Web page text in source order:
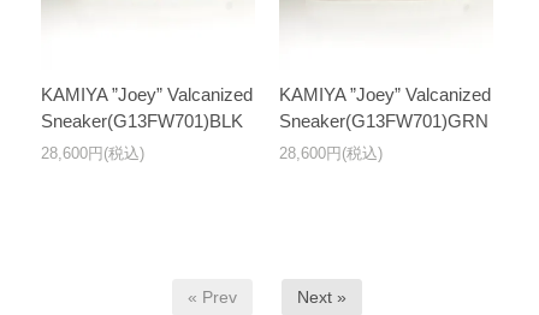
KAMIYA ”Joey” Valcanized
Sneaker(G13FW701)BLK
28,600円(税込)
KAMIYA ”Joey” Valcanized
Sneaker(G13FW701)GRN
28,600円(税込)
« Prev Next »